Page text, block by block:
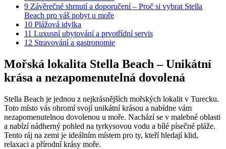
9 Závěrečné shrnutí a doporučení – Proč si vybrat Stella
Beach pro váš pobyt u moře
10 Plážová idylka
11 Luxusní ubytování a prvotřídní servis
12 Stravování a gastronomie
Mořská lokalita Stella Beach – Unikátní
krása a nezapomenutelná dovolená
Stella Beach je jednou z nejkrásnějších mořských lokalit v Turecku.
Toto místo vás ohromí svojí unikátní krásou a nabídne vám
nezapomenutelnou dovolenou u moře. Nachází se v malebné oblasti
a nabízí nádherný pohled na tyrkysovou vodu a bílé písečné pláže.
Tento ráj na zemi je ideálním místem pro ty, kteří hledají klid,
relaxaci a přírodní krásy moře.